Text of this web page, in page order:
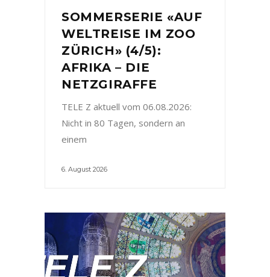
SOMMERSERIE «AUF
WELTREISE IM ZOO
ZÜRICH» (4/5):
AFRIKA – DIE
NETZGIRAFFE
TELE Z aktuell vom 06.08.2026:
Nicht in 80 Tagen, sondern an
einem
6. August 2026